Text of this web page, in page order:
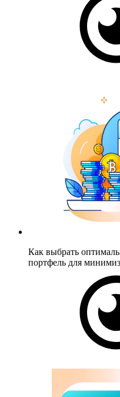
Как выбрать
портфель для